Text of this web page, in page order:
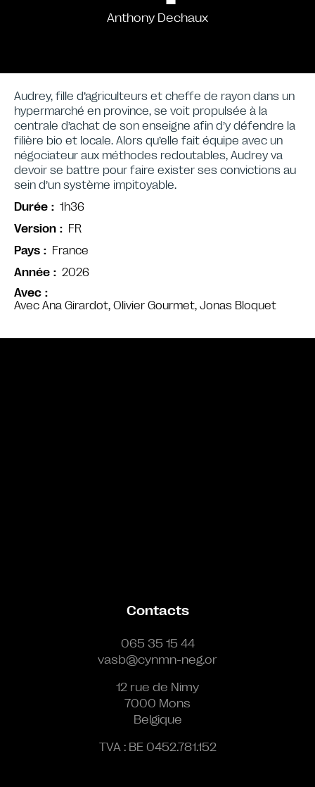
Anthony Dechaux
Avec
Avec Ana Girardot, Olivier Gourmet, Jonas Bloquet
Audrey, fille d’agriculteurs et cheffe de rayon dans un
hypermarché en province, se voit propulsée à la
centrale d’achat de son enseigne afin d’y défendre la
filière bio et locale. Alors qu’elle fait équipe avec un
négociateur aux méthodes redoutables, Audrey va
devoir se battre pour faire exister ses convictions au
sein d’un système impitoyable.
Durée
1h36
Version
FR
Pays
France
Année
2026
Contacts
065 35 15 44
vasb@cynmn-neg.or
12 rue de Nimy
7000 Mons
Belgique
TVA : BE 0452.781.152